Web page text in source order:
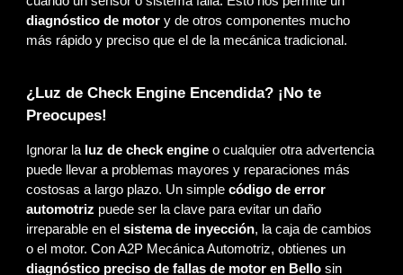
diagnóstico de motor y de otros componentes mucho
más rápido y preciso que el de la mecánica tradicional.
¿Luz de Check Engine Encendida? ¡No te
Preocupes!
Ignorar la luz de check engine o cualquier otra advertencia
puede llevar a problemas mayores y reparaciones más
costosas a largo plazo. Un simplecódigo de error
automotriz puede ser la clave para evitar un daño
irreparable en elsistema de inyección, la caja de cambios
o el motor. Con A2P Mecánica Automotriz, obtienes un
diagnóstico preciso de fallas de motor en Bello sin